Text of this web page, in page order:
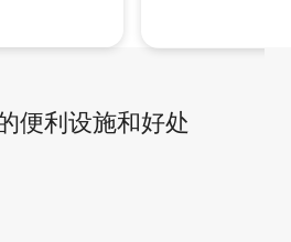
便利设施和好处